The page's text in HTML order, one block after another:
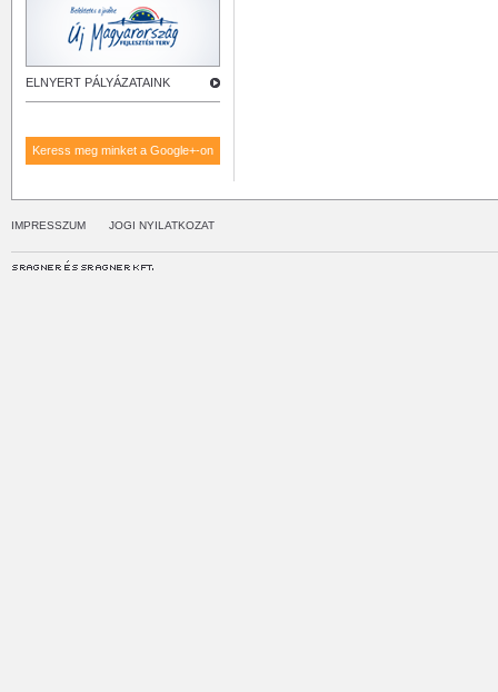
ELNYERT PÁLYÁZATAINK
Keress meg minket a Google+-on
IMPRESSZUM JOGI NYILATKOZAT